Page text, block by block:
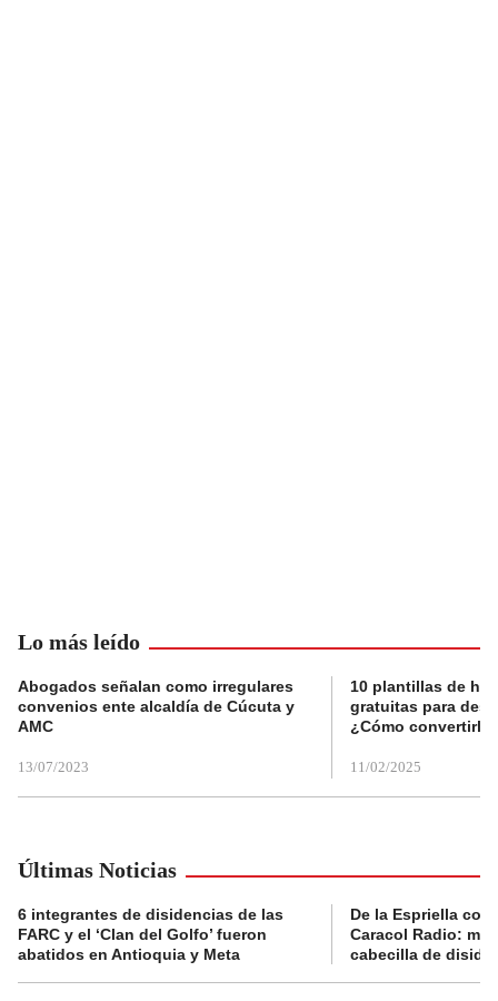
Lo más leído
Abogados señalan como irregulares
convenios ente alcaldía de Cúcuta y
AMC
13/07/2023
10 plantillas de
gratuitas para
¿Cómo convertirla
11/02/2025
Últimas Noticias
6 integrantes de disidencias de las
FARC y el ‘Clan del Golfo’ fueron
abatidos en Antioquia y Meta
De la Espriella
Caracol Radio:
cabecilla de